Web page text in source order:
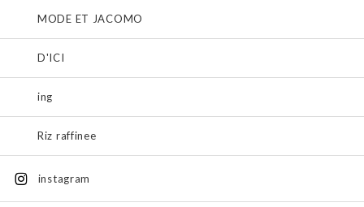
MODE ET JACOMO
D'ICI
ing
Riz raffinee
instagram